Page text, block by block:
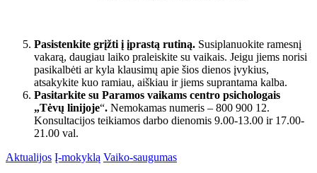
Pasistenkite grįžti į įprastą rutiną. Susiplanuokite ramesnį
vakarą, daugiau laiko praleiskite su vaikais. Jeigu jiems norisi
pasikalbėti ar kyla klausimų apie šios dienos įvykius,
atsakykite kuo ramiau, aiškiau ir jiems suprantama kalba.
Pasitarkite su Paramos vaikams centro psichologais
„Tėvų linijoje“. Nemokamas numeris – 800 900 12.
Konsultacijos teikiamos darbo dienomis 9.00-13.00 ir 17.00-
21.00 val.
Aktualijos Į-mokyklą Vaiko-saugumas